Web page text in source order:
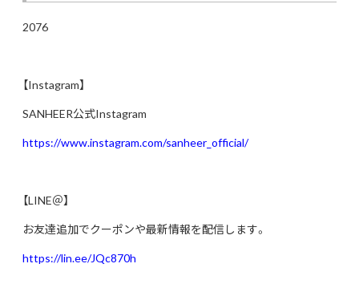
2076
【Instagram】
SANHEER公式Instagram
https://www.instagram.com/sanheer_official/
【LINE＠】
お友達追加でクーポンや最新情報を配信します。
https://lin.ee/JQc870h